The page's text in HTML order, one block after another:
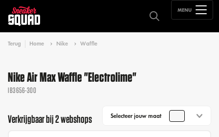
MENU
Terug Home Nike Waffle
Nike Air Max Waffle "Electrolime"
IB3656-300
Verkrijgbaar bij 2 webshops Selecteer jouw maat